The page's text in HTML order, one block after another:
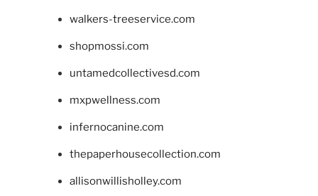
walkers-treeservice.com
shopmossi.com
untamedcollectivesd.com
mxpwellness.com
infernocanine.com
thepaperhousecollection.com
allisonwillisholley.com